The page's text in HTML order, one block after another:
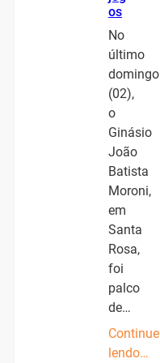
os
No
último
domingo
(02),
o
Ginásio
João
Batista
Moroni,
em
Santa
Rosa,
foi
palco
de…
Continue
lendo…